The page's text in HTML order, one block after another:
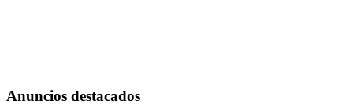
Anuncios destacados